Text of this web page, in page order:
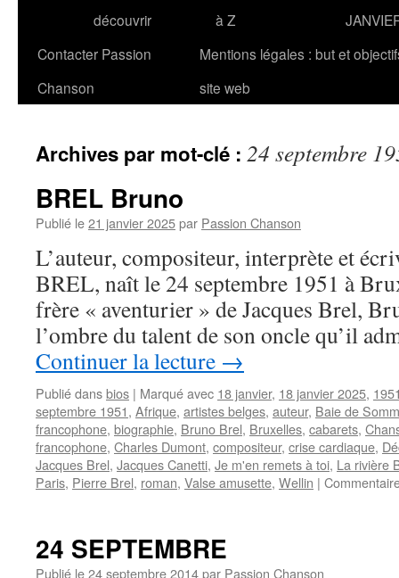
découvrir
à Z
Contacter Passion
Chanson
Mentions légales : but et
site web
Archives par mot-clé : 24 septembre
BREL Bruno
Publié le21 janvier 2025par Passion Chanson
L’auteur, compositeur, interprète et
BREL, naît le 24 septembre 1951 à
frère « aventurier » de Jacques Brel,
l’ombre du talent de son oncle qu’il
Continuer la lecture →
Publié dansbios | Marqué avec 18 janvier, 18 janvier 2025,
septembre 1951, Afrique, artistes belges, auteur, Baie de
francophone, biographie, Bruno Brel, Bruxelles, cabarets,
francophone, Charles Dumont, compositeur, crise cardiaque,
Jacques Brel, Jacques Canetti, Je m'en remets à toi, La rivière
Paris, Pierre Brel, roman, Valse amusette, Wellin |
24 SEPTEMBRE
Publié le24 septembre 2014par Passion Chanson